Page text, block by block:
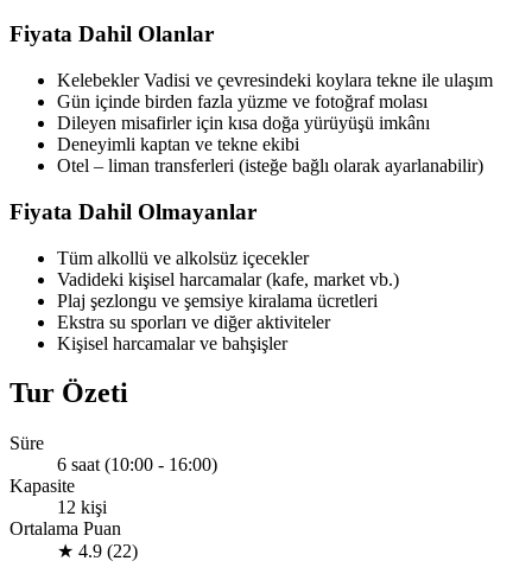
Fiyata Dahil Olanlar
Kelebekler Vadisi ve çevresindeki koylara tekne ile ulaşım
Gün içinde birden fazla yüzme ve fotoğraf molası
Dileyen misafirler için kısa doğa yürüyüşü imkânı
Deneyimli kaptan ve tekne ekibi
Otel – liman transferleri (isteğe bağlı olarak ayarlanabilir)
Fiyata Dahil Olmayanlar
Tüm alkollü ve alkolsüz içecekler
Vadideki kişisel harcamalar (kafe, market vb.)
Plaj şezlongu ve şemsiye kiralama ücretleri
Ekstra su sporları ve diğer aktiviteler
Kişisel harcamalar ve bahşişler
Tur Özeti
Süre
6 saat (10:00 - 16:00)
Kapasite
12 kişi
Ortalama Puan
★ 4.9 (22)